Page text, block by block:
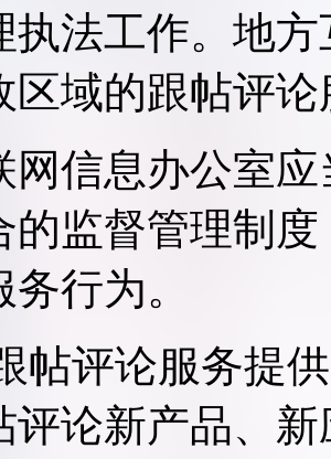
执法工作。地
区域的跟帖评
网信息办公室
的监督管理制
行为。
帖评论服务提
评论新产品、